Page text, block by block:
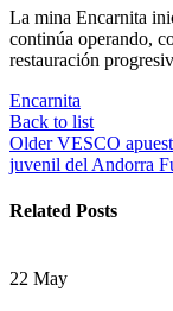
La mina Encarnita
continúa operando,
restauración
Encarnita
Back to list
Older VESCO
juvenil del Andorra
Related Posts
22 May